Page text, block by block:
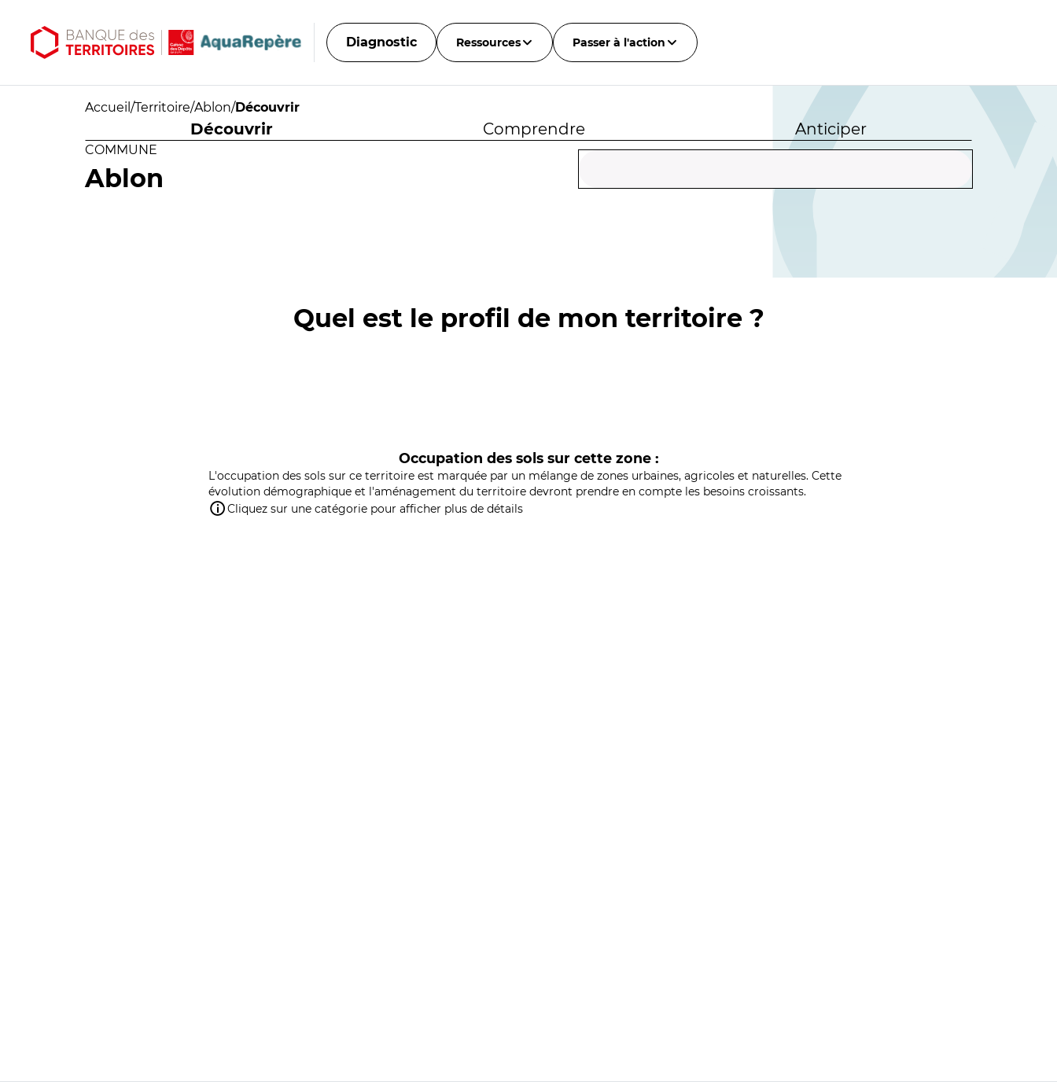
Diagnostic Ressources Passer à l'action
Accueil /Territoire/Ablon/Découvrir
Découvrir Comprendre Anticiper
COMMUNE
Ablon
Quel est le profil de mon territoire ?
Occupation des sols sur cette zone :
L'occupation des sols sur ce territoire est marquée par un mélange de zones urbaines, agricoles et naturelles. Cette
évolution démographique et l'aménagement du territoire devront prendre en compte les besoins croissants.
Cliquez sur une catégorie pour afficher plus de détails